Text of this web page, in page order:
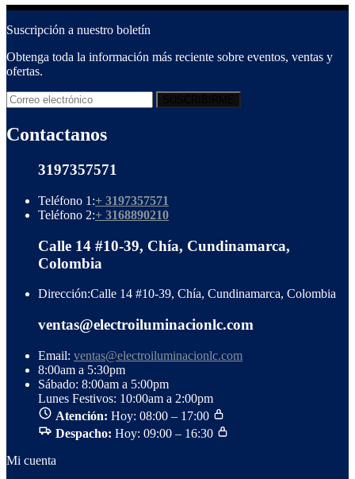
Suscripción a nuestro boletín
Obtenga toda la información más reciente sobre eventos, ventas y
ofertas.
Contactanos
3197357571
Teléfono 1:+ 3197357571
Teléfono 2:+ 3168890210
Calle 14 #10-39, Chía, Cundinamarca,
Colombia
Dirección:Calle 14 #10-39, Chía, Cundinamarca, Colombia
ventas@electroiluminacionlc.com
Email: ventas@electroiluminacionlc.com
8:00am a 5:30pm
Sábado: 8:00am a 5:00pm
Lunes Festivos: 10:00am a 2:00pm
Atención: Hoy: 08:00 – 17:00
Despacho: Hoy: 09:00 – 16:30
Mi cuenta